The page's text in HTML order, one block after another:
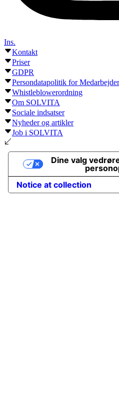
Ins.
Kontakt
Priser
GDPR
Persondatapolitik for
Whistleblowerordning
Om SOLVITA
Sociale indsatser
Nyheder og artikler
Job i SOLVITA
Notice at collection
Dine valg